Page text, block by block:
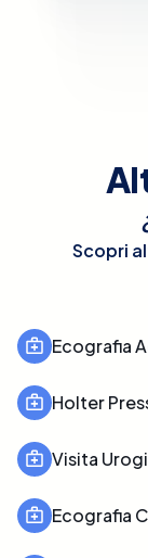
Scopri
Ecografia
Holter
Visita
Ecografia